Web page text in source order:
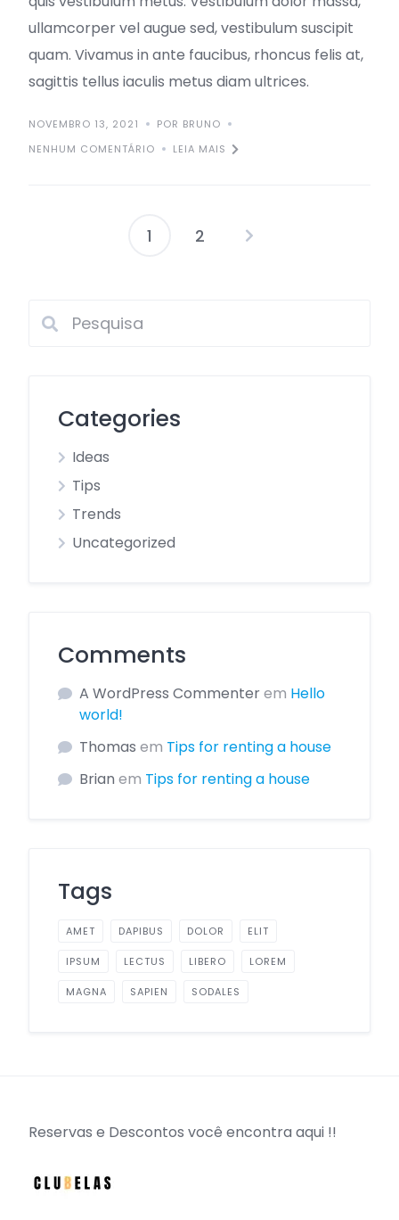
ullamcorper vel augue sed, vestibulum suscipit
quam. Vivamus in ante faucibus, rhoncus felis at,
sagittis tellus iaculis metus diam ultrices.
NOVEMBRO 13, 2021
POR BRUNO
NENHUM COMENTÁRIO
LEIA MAIS
Paginação
1 2
Categories
Ideas
Tips
Trends
Uncategorized
Comments
A WordPress Commenterem Hello
world!
Thomas em Tips for renting a house
Brian em Tips for renting a house
Tags
AMET DAPIBUS DOLOR ELIT
IPSUM LECTUS LIBERO LOREM
MAGNA SAPIEN SODALES
Reservas e Descontos você encontra aqui !!